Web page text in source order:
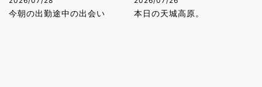
今朝の出勤途中の出会い 本日の天城高原。